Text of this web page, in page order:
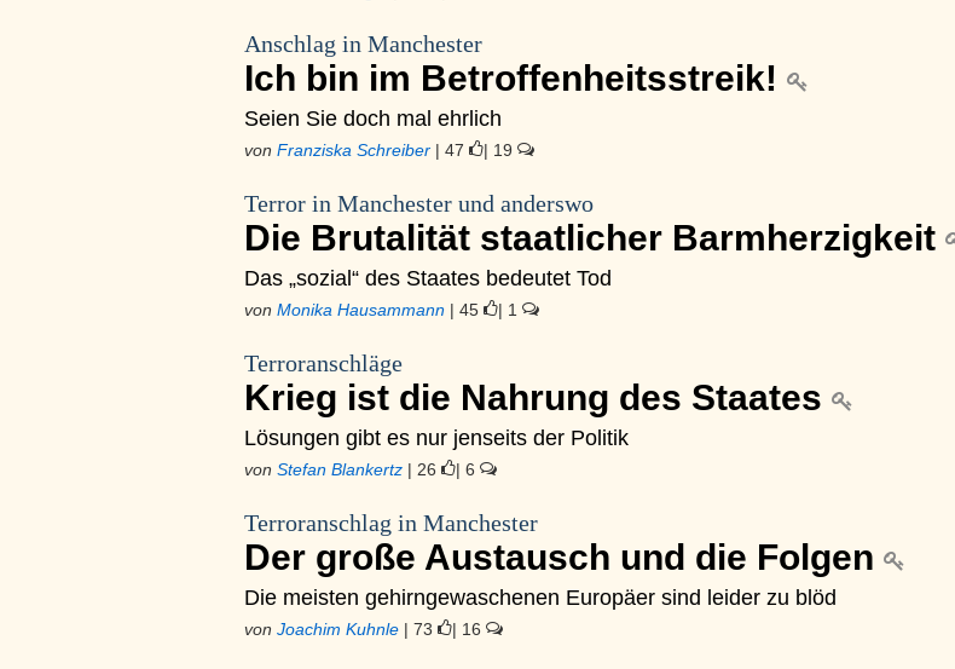
Anschlag in Manchester
Ich bin im Betroffenheitsstreik!
Seien Sie doch mal ehrlich
von Franziska Schreiber | 47 | 19
Terror in Manchester und anderswo
Die Brutalität staatlicher Barmherzigkeit
Das „sozial“ des Staates bedeutet Tod
von Monika Hausammann | 45 | 1
Terroranschläge
Krieg ist die Nahrung des Staates
Lösungen gibt es nur jenseits der Politik
von Stefan Blankertz | 26 | 6
Terroranschlag in Manchester
Der große Austausch und die Folgen
Die meisten gehirngewaschenen Europäer sind leider zu blöd
von Joachim Kuhnle | 73 | 16